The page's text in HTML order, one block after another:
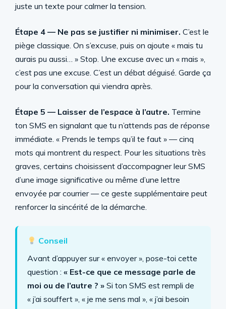
juste un texte pour calmer la tension.
Étape 4 — Ne pas se justifier ni minimiser. C’est le
piège classique. On s’excuse, puis on ajoute « mais tu
aurais pu aussi… » Stop. Une excuse avec un « mais »,
c’est pas une excuse. C’est un débat déguisé. Garde ça
pour la conversation qui viendra après.
Étape 5 — Laisser de l’espace à l’autre. Termine
ton SMS en signalant que tu n’attends pas de réponse
immédiate. « Prends le temps qu’il te faut » — cinq
mots qui montrent du respect. Pour les situations très
graves, certains choisissent d’accompagner leur SMS
d’une image significative ou même d’une lettre
envoyée par courrier — ce geste supplémentaire peut
renforcer la sincérité de la démarche.
Conseil
Avant d’appuyer sur « envoyer », pose-toi cette
question : « Est-ce que ce message parle de
moi ou de l’autre ? » Si ton SMS est rempli de
« j’ai souffert », « je me sens mal », « j’ai besoin